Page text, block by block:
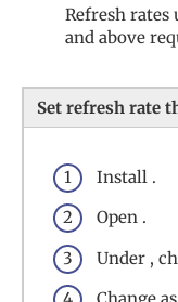
Refresh rates
and above
Set refresh rate
Install .
Open .
Under ,